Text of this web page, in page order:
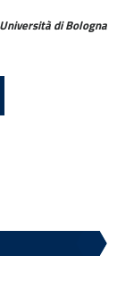
di Bologna